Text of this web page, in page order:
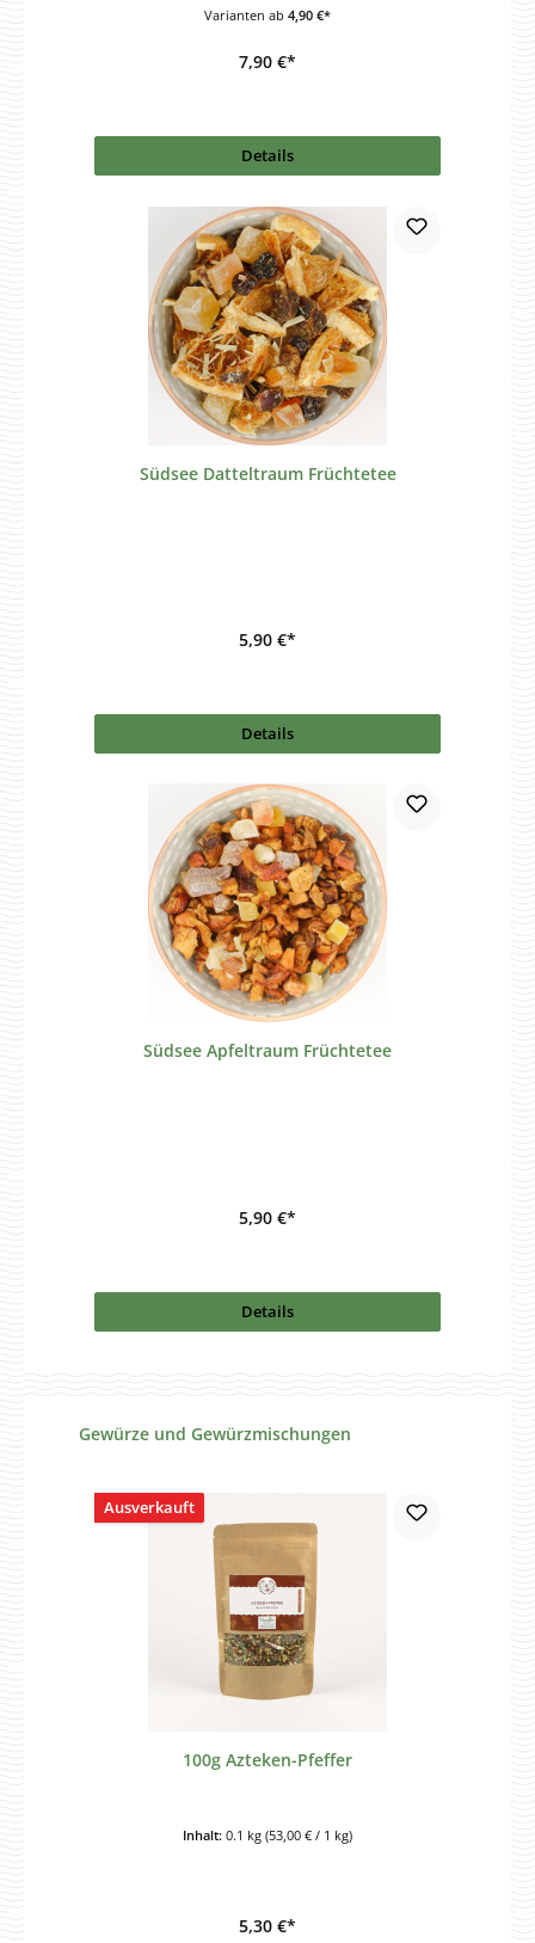
Varianten ab 4,90 €*
7,90 €*
Details
Südsee Datteltraum Früchtetee
5,90 €*
Details
Südsee Apfeltraum Früchtetee
5,90 €*
Details
Produktgalerie überspringen
Gewürze und Gewürzmischungen
Ausverkauft
100g Azteken-Pfeffer
Inhalt: 0.1 kg (53,00 € / 1 kg)
5,30 €*